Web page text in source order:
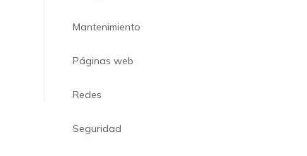
Mantenimiento
Páginas web
Redes
Seguridad